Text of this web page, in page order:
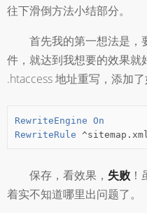
往下滑倒方法小结部分。
首先我的第一想法是，
件，就达到我想要的效果就
.htaccess 地址重写，添加了
RewriteEngine On
RewriteRule ^sitemap .
保存，看效果， 失败
着实不知道哪里出问题了。